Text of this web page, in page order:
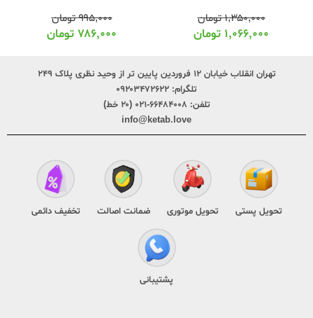
۱,۳۵۰,۰۰۰تومان
۱,۰۶۶,۰۰۰ تومان
۹۹۵,۰۰۰تومان
۷۸۶,۰۰۰ تومان
تهران انقلاب خیابان ۱۲ فروردین پایین تر از وحید نظری پلاک ۲۴۹
تلگرام: ۰۹۲۰۳۴۷۲۶۲۲
تلفن: ۶۶۴۸۴۰۰۸-۰۲۱ (۲۰ خط)
info@ketab.love
تحویل پستی تحویل موتوری ضمانت اصالت تخفیف دائمی
پشتیبانی